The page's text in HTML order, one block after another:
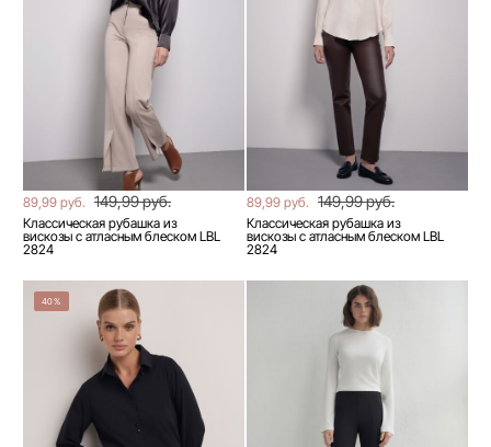
89,99 руб. 149,99 руб.
Классическая рубашка из
вискозы с атласным блеском LBL
2824
89,99 руб. 149,99 руб.
Классическая рубашка из
вискозы с атласным блеском LBL
2824
40%